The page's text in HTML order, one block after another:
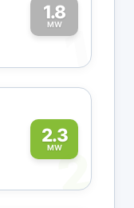
1.8
MW1
2.3
MW2